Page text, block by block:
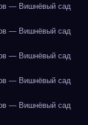
— Вишнёвый сад
— Вишнёвый сад
— Вишнёвый сад
— Вишнёвый сад
— Вишнёвый сад